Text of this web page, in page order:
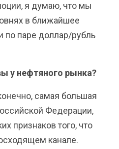
я думаю, что мы
в ближайшее
по паре доллар/рубль
у нефтяного рынка?
самая большая
Федерации,
признаков того, что
канале.